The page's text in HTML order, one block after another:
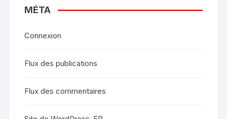
MÉTA
Connexion
Flux des publications
Flux des commentaires